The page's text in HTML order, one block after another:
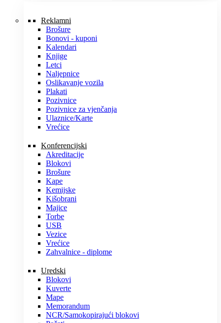
Reklamni
Brošure
Bonovi - kuponi
Kalendari
Knjige
Letci
Naljepnice
Oslikavanje vozila
Plakati
Pozivnice
Pozivnice za vjenčanja
Ulaznice/Karte
Vrećice
Konferencijski
Akreditacije
Blokovi
Brošure
Kape
Kemijske
Kišobrani
Majice
Torbe
USB
Vezice
Vrećice
Zahvalnice - diplome
Uredski
Blokovi
Kuverte
Mape
Memorandum
NCR/Samokopirajući blokovi